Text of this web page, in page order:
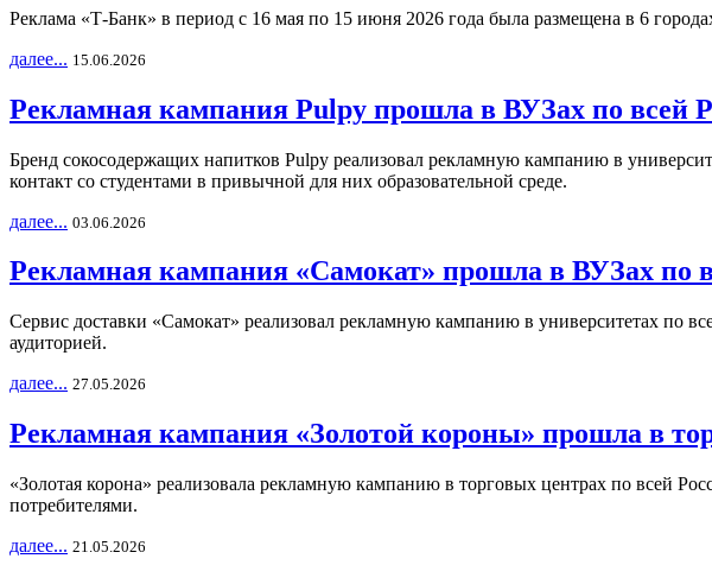
Реклама «Т-Банк» в период с 16 мая по 15 июня 2026 года была размещена в 6
далее... 15.06.2026
Рекламная кампания Pulpy прошла в ВУЗах по всей
Бренд сокосодержащих напитков Pulpy реализовал рекламную кампанию в
контакт со студентами в привычной для них образовательной среде.
далее... 03.06.2026
Рекламная кампания «Самокат» прошла в ВУЗах по
Сервис доставки «Самокат» реализовал рекламную кампанию в университетах по
аудиторией.
далее... 27.05.2026
Рекламная кампания «Золотой короны» прошла в
«Золотая корона» реализовала рекламную кампанию в торговых центрах по всей
потребителями.
далее... 21.05.2026